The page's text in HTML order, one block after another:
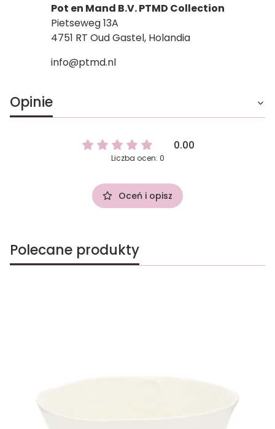
Pot en Mand B.V. PTMD Collection
Pietseweg 13A
4751 RT Oud Gastel, Holandia
info@ptmd.nl
Opinie
0.00
Liczba ocen: 0
Oceń i opisz
Polecane produkty